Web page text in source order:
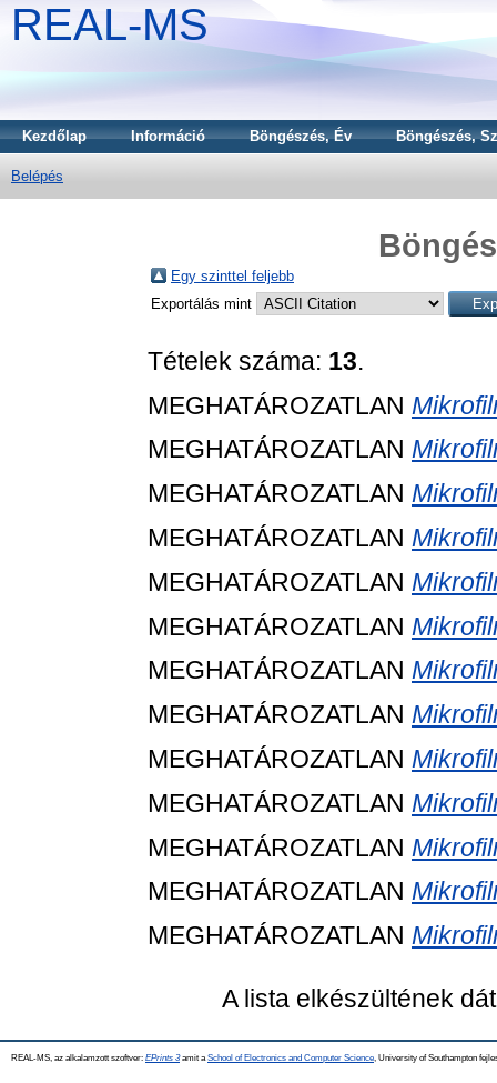
REAL-MS
Kezdőlap Információ Böngészés, Év Böngészés,
Belépés
Egy szinttel feljebb
Exportálás mint
Tételek száma: 13.
MEGHATÁROZATLAN
MEGHATÁROZATLAN
MEGHATÁROZATLAN
MEGHATÁROZATLAN
MEGHATÁROZATLAN
MEGHATÁROZATLAN
MEGHATÁROZATLAN
MEGHATÁROZATLAN
MEGHATÁROZATLAN
MEGHATÁROZATLAN
MEGHATÁROZATLAN
MEGHATÁROZATLAN
MEGHATÁROZATLAN
A lista elkészültének
REAL-MS, az alkalamzott szoftver: EPrints 3amit a School of Electronics and Computer Science , University of Southampton